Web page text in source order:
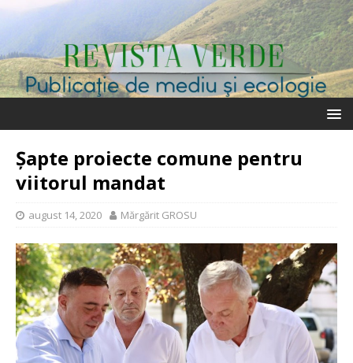
Șapte proiecte comune pentru
viitorul mandat
august 14, 2020 Mărgărit GROSU